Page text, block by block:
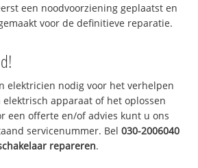
een noodvoorziening geplaatst en
voor de definitieve reparatie.
elektricien nodig voor het verhelpen
apparaat of het oplossen
een offerte en/of advies kunt u ons
servicenummer. Bel030-2006040
repareren.